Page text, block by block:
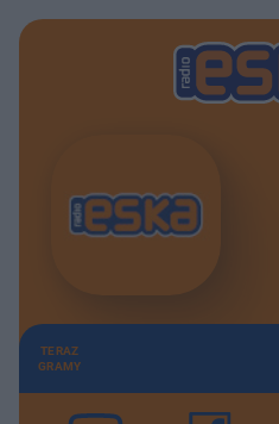
TERAZ
GRAMY